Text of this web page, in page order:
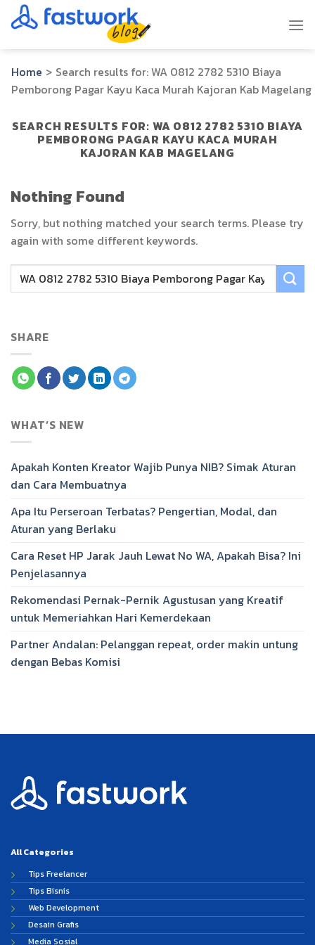
Skip
to
Home > Search results for:WA 0812 2782 5310 Biaya
Pemborong Pagar Kayu Kaca Murah Kajoran Kab Magelang
SEARCH RESULTS FOR: WA 0812 2782 5310 BIAYA
PEMBORONG PAGAR KAYU KACA MURAH
KAJORAN KAB MAGELANG
Nothing Found
Sorry, but nothing matched your search terms. Please try
again with some different keywords.
SHARE
WHAT’S NEW
Apakah Konten Kreator Wajib Punya NIB? Simak Aturan
dan Cara Membuatnya
Apa Itu Perseroan Terbatas? Pengertian, Modal, dan
Aturan yang Berlaku
Cara Reset HP Jarak Jauh Lewat No WA, Apakah Bisa? Ini
Penjelasannya
Rekomendasi Pernak-Pernik Agustusan yang Kreatif
untuk Memeriahkan Hari Kemerdekaan
Partner Andalan: Pelanggan repeat, order makin untung
dengan Bebas Komisi
All Categories
Tips Freelancer
Tips Bisnis
Web Development
Desain Grafis
Media Sosial